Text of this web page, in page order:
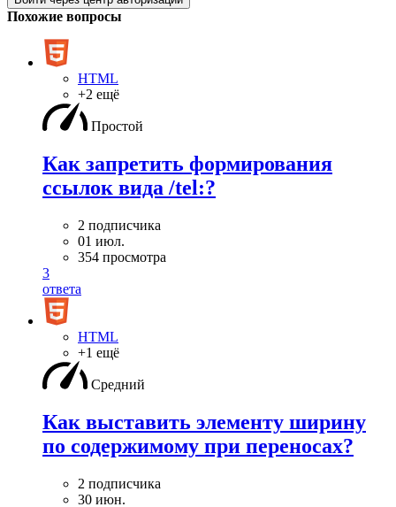
Похожие вопросы
HTML
+2 ещё
Простой
Как запретить формирования
ссылок вида /tel:?
2 подписчика
01 июл.
354 просмотра
3
ответа
HTML
+1 ещё
Средний
Как выставить элементу ширину
по содержимому при переносах?
2 подписчика
30 июн.